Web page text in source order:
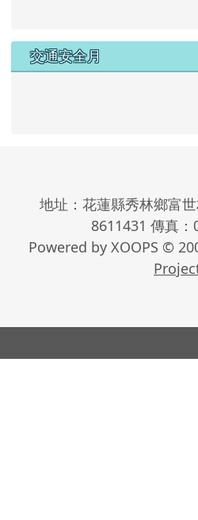
交通安全月
地址：花蓮縣秀林鄉富
8611431 傳真
Powered by XOOPS ©